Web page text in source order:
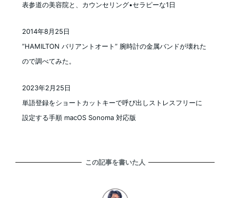
表参道の美容院と、カウンセリング•セラピーな1日
”HAMILTON バリアントオート” 腕時計の金属バンドが壊れた
ので調べてみた。
2014年8月25日
単語登録をショートカットキーで呼び出しストレスフリーに
設定する手順 macOS Sonoma 対応版
2023年2月25日
この記事を書いた人